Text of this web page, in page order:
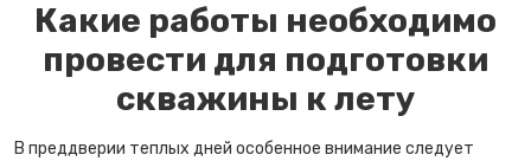
Какие работы необходимо
провести для подготовки
скважины к лету
В преддверии теплых дней особенное внимание следует